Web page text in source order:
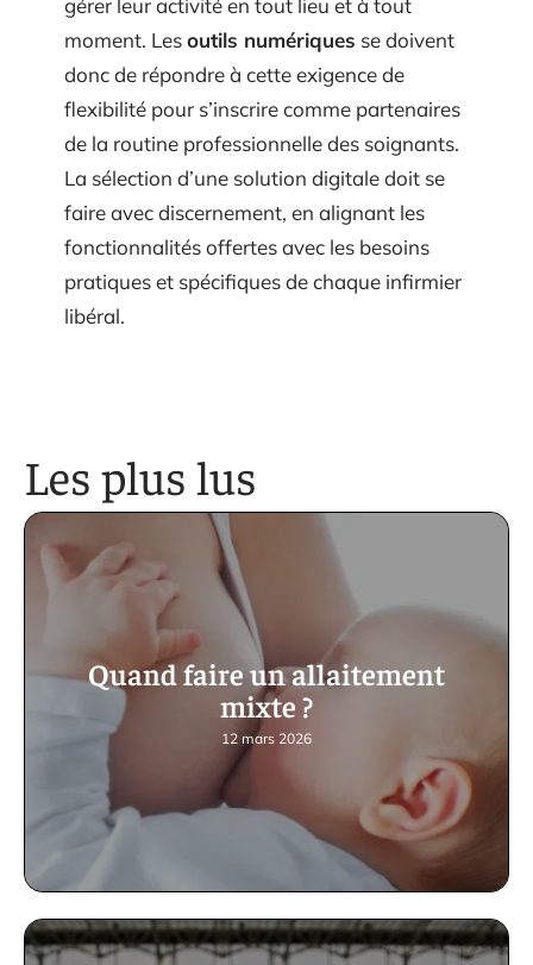
moment. Lesoutils numériques se doivent
donc de répondre à cette exigence de
flexibilité pour s’inscrire comme partenaires
de la routine professionnelle des soignants.
La sélection d’une solution digitale doit se
faire avec discernement, en alignant les
fonctionnalités offertes avec les besoins
pratiques et spécifiques de chaque infirmier
libéral.
Les plus lus
Quand faire un allaitement
mixte ?
12 mars 2026